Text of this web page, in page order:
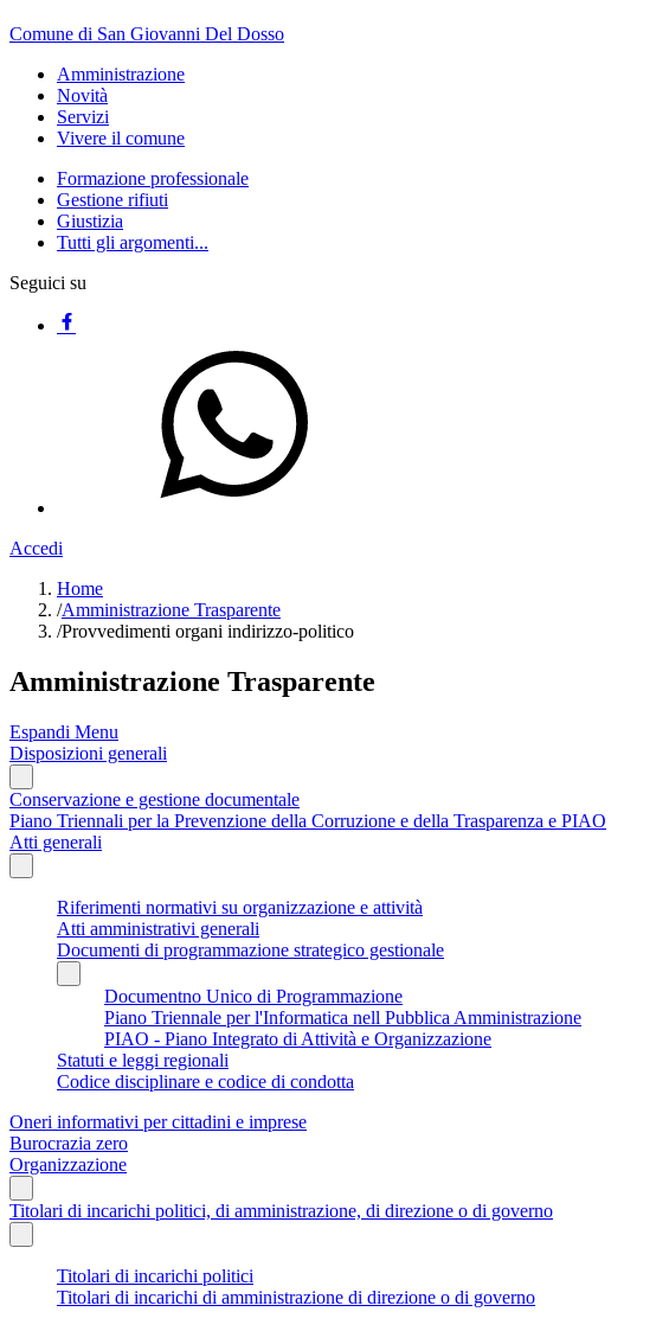
Comune di San Giovanni Del Dosso
Amministrazione
Novità
Servizi
Vivere il comune
Formazione professionale
Gestione rifiuti
Giustizia
Tutti gli argomenti...
Seguici su
Accedi
Home
/Amministrazione Trasparente
/Provvedimenti organi indirizzo-politico
Amministrazione Trasparente
Espandi Menu
Disposizioni generali
Conservazione e gestione documentale
Piano Triennali per la Prevenzione della Corruzione e della Trasparenza e PIAO
Atti generali
Riferimenti normativi su organizzazione e attività
Atti amministrativi generali
Documenti di programmazione strategico gestionale
Documentno Unico di Programmazione
Piano Triennale per l'Informatica nell Pubblica Amministrazione
PIAO - Piano Integrato di Attività e Organizzazione
Statuti e leggi regionali
Codice disciplinare e codice di condotta
Oneri informativi per cittadini e imprese
Burocrazia zero
Organizzazione
Titolari di incarichi politici, di amministrazione, di direzione o di governo
Titolari di incarichi politici
Titolari di incarichi di amministrazione di direzione o di governo